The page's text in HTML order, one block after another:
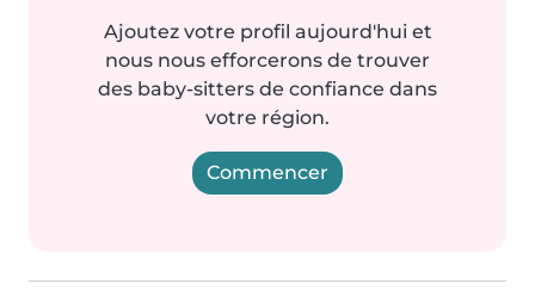
Ajoutez votre profil aujourd'hui et
nous nous efforcerons de trouver
des baby-sitters de confiance dans
votre région.
Commencer